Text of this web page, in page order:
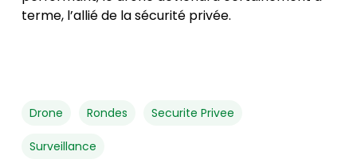
terme, l’allié de la sécurité privée.
Drone Rondes Securite Privee
Surveillance